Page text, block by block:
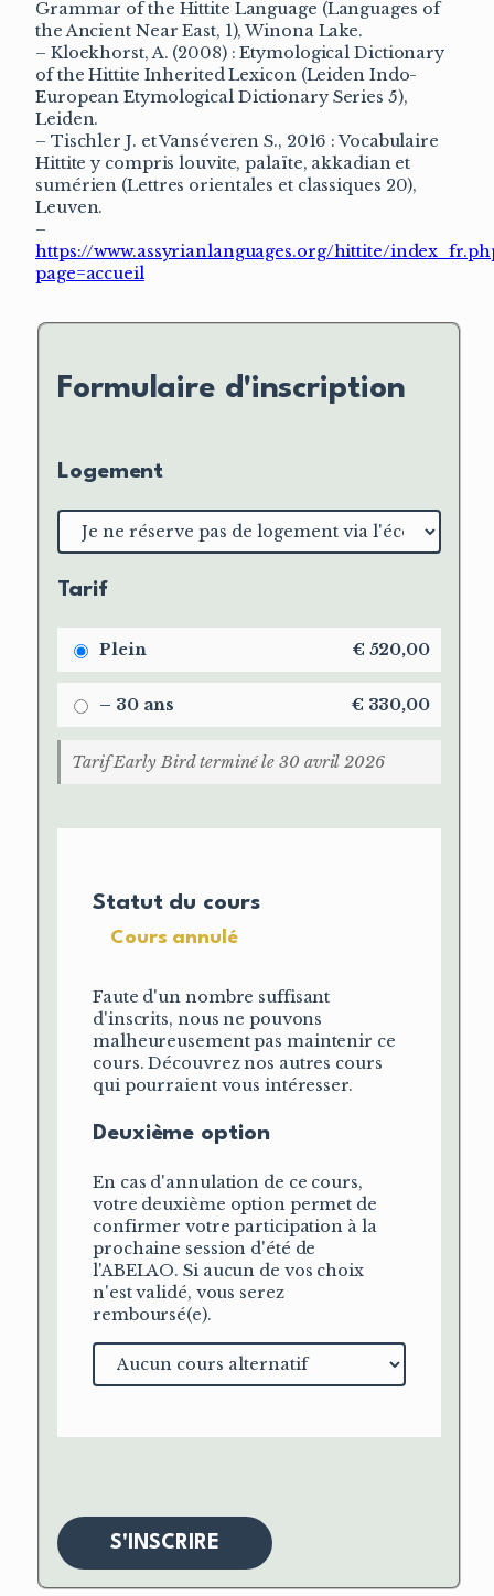
Grammar of the Hittite Language (Languages of
the Ancient Near East, 1), Winona Lake.
– Kloekhorst, A. (2008) : Etymological Dictionary
of the Hittite Inherited Lexicon (Leiden Indo-
European Etymological Dictionary Series 5),
Leiden.
– Tischler J. et Vanséveren S., 2016 : Vocabulaire
Hittite y compris louvite, palaïte, akkadian et
sumérien (Lettres orientales et classiques 20),
Leuven.
–
https://www.assyrianlanguages.org/hittite/
page=accueil
Formulaire d'inscription
Logement
Choix
Tarif
Plein € 520,00
– 30 ans € 330,00
Tarif Early Bird terminé le 30 avril 2026
Statut du cours
Cours annulé
Faute d'un nombre suffisant
d'inscrits, nous ne pouvons
malheureusement pas maintenir ce
cours. Découvrez nos autres cours
qui pourraient vous intéresser.
Deuxième option
En cas d'annulation de ce cours,
votre deuxième option permet de
confirmer votre participation à la
prochaine session d'été de
l'ABELAO. Si aucun de vos choix
n'est validé, vous serez
remboursé(e).
Cours
alternatif
S'INSCRIRE